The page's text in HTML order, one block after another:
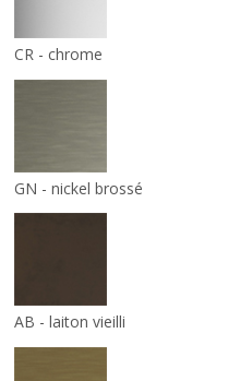
CR - chrome
GN - nickel brossé
AB - laiton vieilli